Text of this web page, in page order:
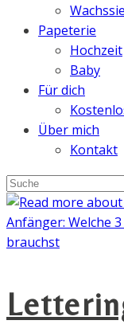
Papeterie
Hochzeit
Baby
Für dich
Über mich
Kontakt